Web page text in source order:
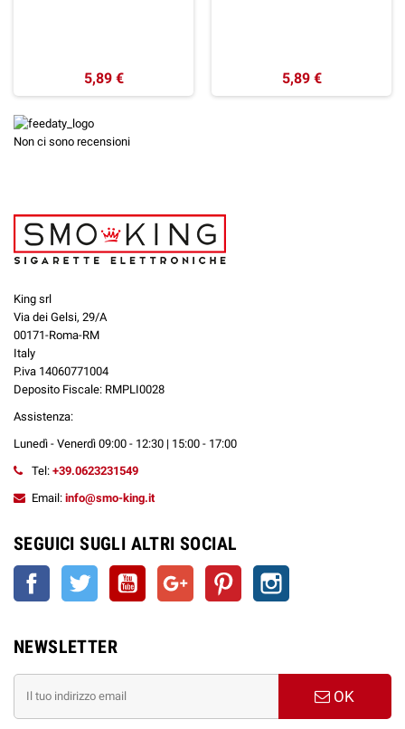
5,89 € 5,89 €
Non ci sono recensioni
King srl
Via dei Gelsi, 29/A
00171-Roma-RM
Italy
P.iva 14060771004
Deposito Fiscale: RMPLI0028
Assistenza:
Lunedì - Venerdì 09:00 - 12:30 | 15:00 - 17:00
Tel: +39.0623231549
Email: info@smo-king.it
SEGUICI SUGLI ALTRI SOCIAL
Facebook Twitter YouTube Google+ Pinterest
NEWSLETTER
OK